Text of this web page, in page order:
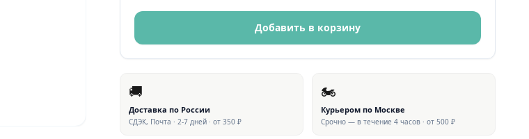
Добавить в корзину
🚚
Доставка по России
СДЭК, Почта · 2-7 дней · от 350 ₽
🏍
Курьером по Москве
Срочно — в течение 4 часов · от 500 ₽